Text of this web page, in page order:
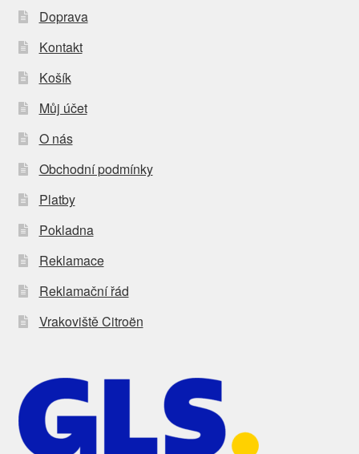
Doprava
Kontakt
Košík
Můj účet
O nás
Obchodní podmínky
Platby
Pokladna
Reklamace
Reklamační řád
Vrakoviště Citroën